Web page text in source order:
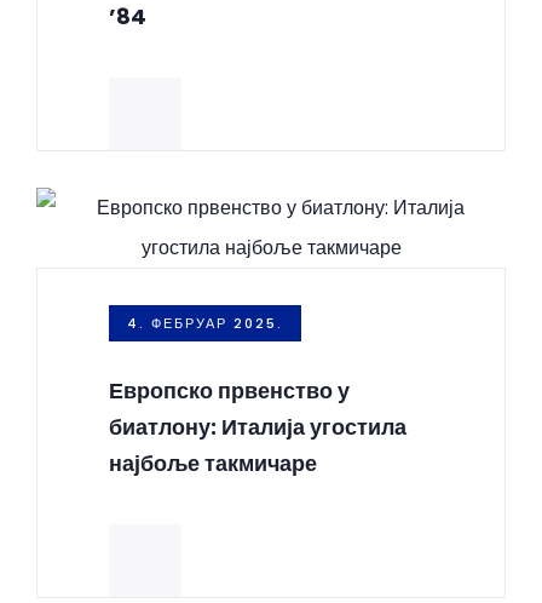
’84
4. ФЕБРУАР 2025.
Европско првенство у
биатлону: Италија угостила
најбоље такмичаре